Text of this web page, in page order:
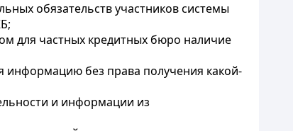
обязательств участников системы
для частных кредитных бюро наличие
информацию без права получения какой-
и информации из